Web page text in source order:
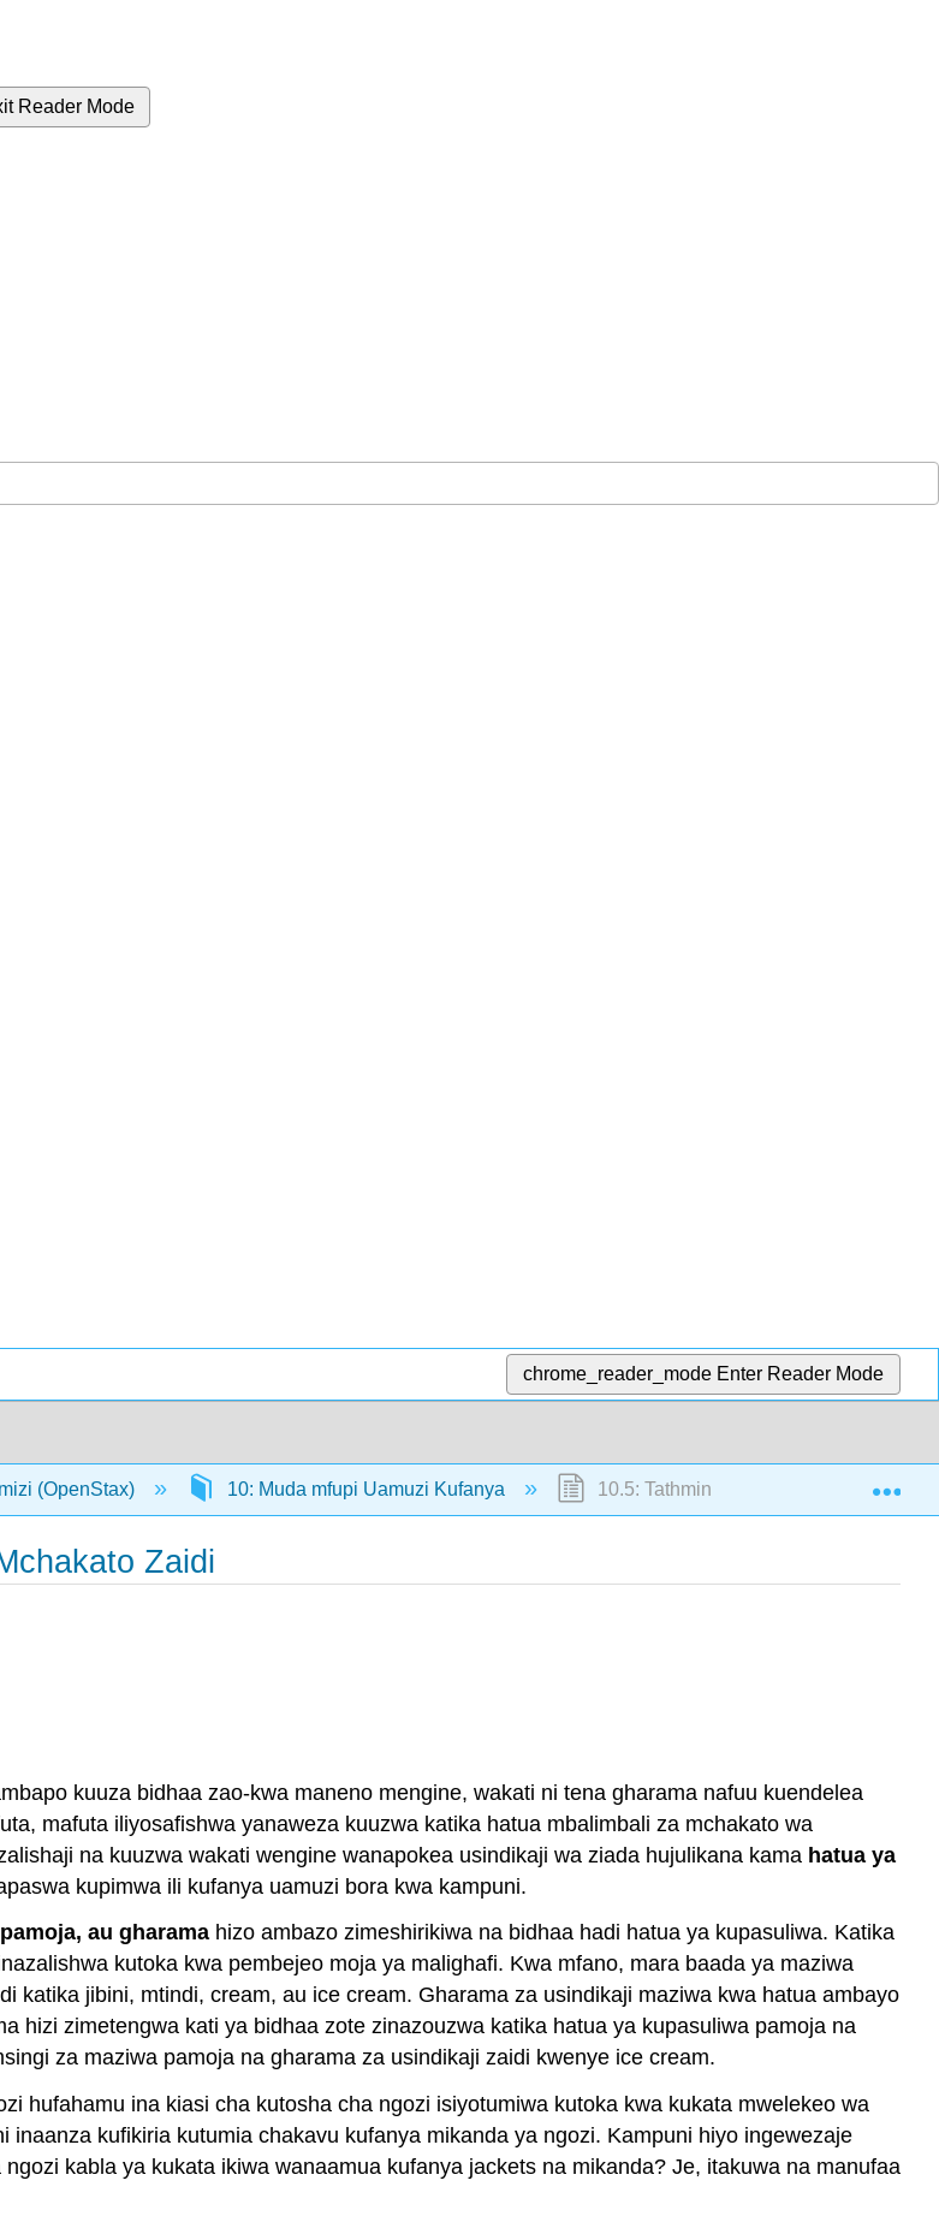
Reader Mode
chrome_reader_mode Enter Reader Mode
(OpenStax) 10: Muda mfupi Uamuzi Kufanya 10.5: Tathmini na Kuamua Kama
Zaidi
kuuza bidhaa zao-kwa maneno mengine, wakati ni tena gharama nafuu kuendelea
mafuta iliyosafishwa yanaweza kuuzwa katika hatua mbalimbali za mchakato wa
na kuuzwa wakati wengine wanapokea usindikaji wa ziada hujulikana kama hatua ya
kupimwa ili kufanya uamuzi bora kwa kampuni.
pamoja, au gharama hizo ambazo zimeshirikiwa na bidhaa hadi hatua ya kupasuliwa. Katika
kutoka kwa pembejeo moja ya malighafi. Kwa mfano, mara baada ya maziwa
katika jibini, mtindi, cream, au ice cream. Gharama za usindikaji maziwa kwa hatua ambayo
hizi zimetengwa kati ya bidhaa zote zinazouzwa katika hatua ya kupasuliwa pamoja na
za maziwa pamoja na gharama za usindikaji zaidi kwenye ice cream.
hufahamu ina kiasi cha kutosha cha ngozi isiyotumiwa kutoka kwa kukata mwelekeo wa
kufikiria kutumia chakavu kufanya mikanda ya ngozi. Kampuni hiyo ingewezaje
kabla ya kukata ikiwa wanaamua kufanya jackets na mikanda? Je, itakuwa na manufaa